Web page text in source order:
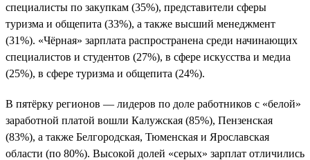
специалисты по закупкам (35%), представители сферы
туризма и общепита (33%), а также высший менеджмент
(31%). «Чёрная» зарплата распространена среди начинающих
специалистов и студентов (27%), в сфере искусства и медиа
(25%), в сфере туризма и общепита (24%).
В пятёрку регионов — лидеров по доле работников с «белой»
заработной платой вошли Калужская (85%), Пензенская
(83%), а также Белгородская, Тюменская и Ярославская
области (по 80%). Высокой долей «серых» зарплат отличились